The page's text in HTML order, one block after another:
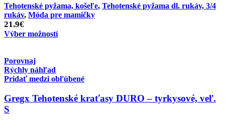
Tehotenské pyžama, košeľe, Tehotenské pyžama dl. rukáv, 3/4
rukáv, Móda pre mamičky
21.9€
Výber možností
Porovnaj
Rýchly náhľad
Pridať medzi obľúbené
Gregx Tehotenské kraťasy DURO – tyrkysové, veľ.
S